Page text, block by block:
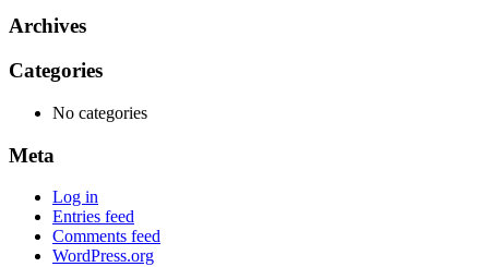
Archives
Categories
No categories
Meta
Log in
Entries feed
Comments feed
WordPress.org